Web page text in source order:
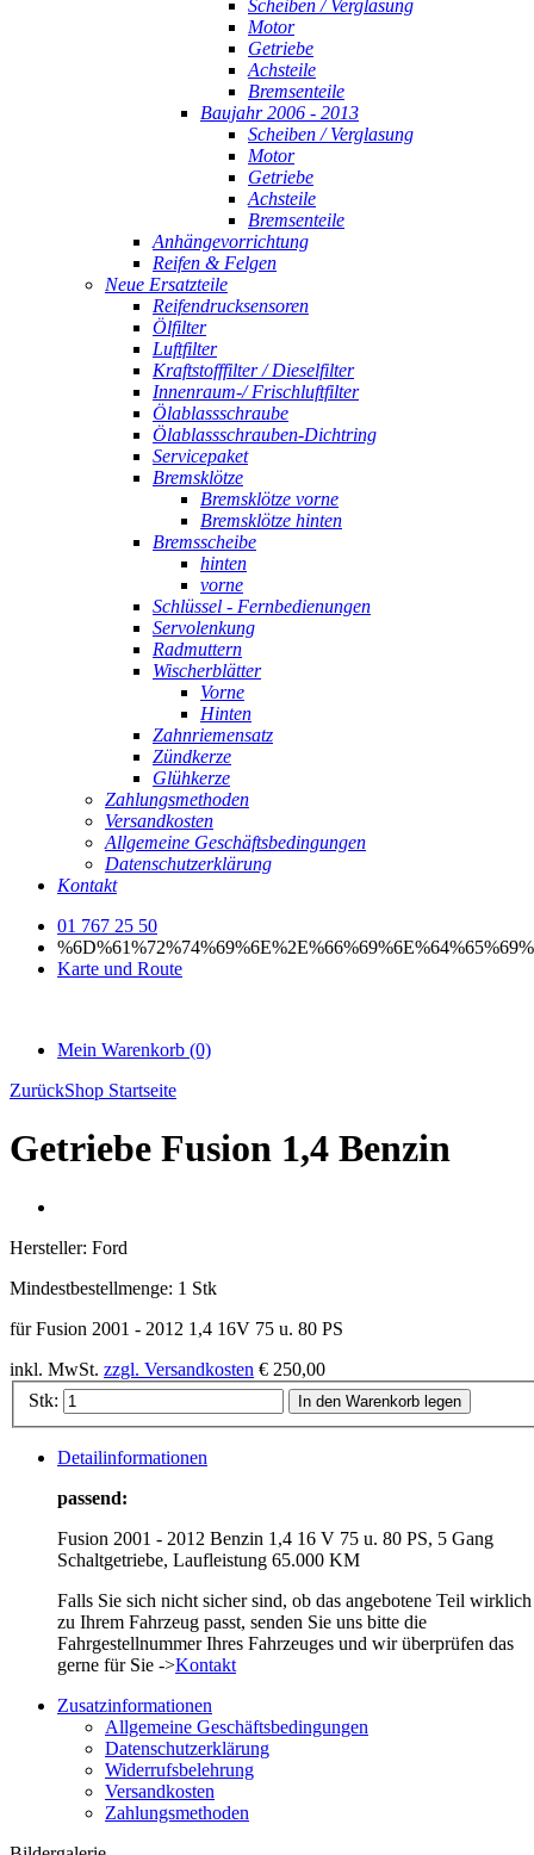
Scheiben / Verglasung
Motor
Getriebe
Achsteile
Bremsenteile
Baujahr 2006 - 2013
Scheiben / Verglasung
Motor
Getriebe
Achsteile
Bremsenteile
Anhängevorrichtung
Reifen & Felgen
Neue Ersatzteile
Reifendrucksensoren
Ölfilter
Luftfilter
Kraftstofffilter / Dieselfilter
Innenraum-/ Frischluftfilter
Ölablassschraube
Ölablassschrauben-Dichtring
Servicepaket
Bremsklötze
Bremsklötze vorne
Bremsklötze hinten
Bremsscheibe
hinten
vorne
Schlüssel - Fernbedienungen
Servolenkung
Radmuttern
Wischerblätter
Vorne
Hinten
Zahnriemensatz
Zündkerze
Glühkerze
Zahlungsmethoden
Versandkosten
Allgemeine Geschäftsbedingungen
Datenschutzerklärung
Kontakt
01 767 25 50
Karte und Route
Mein Warenkorb (0)
ZurückShop Startseite
Getriebe Fusion 1,4 Benzin
Hersteller: Ford
Mindestbestellmenge: 1 Stk
für Fusion 2001 - 2012 1,4 16V 75 u. 80 PS
inkl. MwSt. zzgl. Versandkosten € 250,00
Stk:
In den Warenkorb legen
Detailinformationen
passend:
Fusion 2001 - 2012 Benzin 1,4 16 V 75 u. 80 PS, 5 Gang
Schaltgetriebe, Laufleistung 65.000 KM
Falls Sie sich nicht sicher sind, ob das angebotene Teil wirklich
zu Ihrem Fahrzeug passt, senden Sie uns bitte die
Fahrgestellnummer Ihres Fahrzeuges und wir überprüfen das
gerne für Sie ->Kontakt
Zusatzinformationen
Allgemeine Geschäftsbedingungen
Datenschutzerklärung
Widerrufsbelehrung
Versandkosten
Zahlungsmethoden